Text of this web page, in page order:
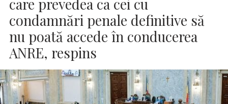
care prevedea ca cei cu
condamnări penale definitive să
nu poată accede în conducerea
ANRE, respins